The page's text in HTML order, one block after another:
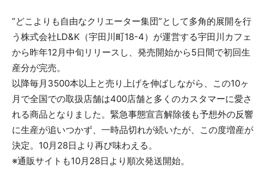
”どこよりも自由なクリエーター集団”として多角的展開を行
う株式会社LD&K（宇田川町18-4）が運営する宇田川カフェ
から昨年12月中旬リリースし、発売開始から5日間で初回生
産分が完売。
以降毎月3500本以上と売り上げを伸ばしながら、この10ヶ
月で全国での取扱店舗は400店舗と多くのカスタマーに愛さ
れる商品となりました。緊急事態宣言解除後も予想外の反響
に生産が追いつかず、一時品切れが続いたが、この度増産が
決定。10月28日より再び味わえる。
※通販サイトも10月28日より順次発送開始。